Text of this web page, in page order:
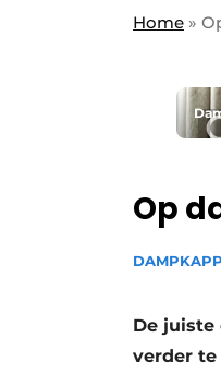
Home »
Op
De
verder